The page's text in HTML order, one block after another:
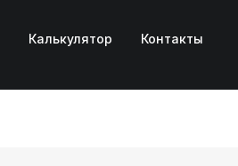
Калькулятор Контакты